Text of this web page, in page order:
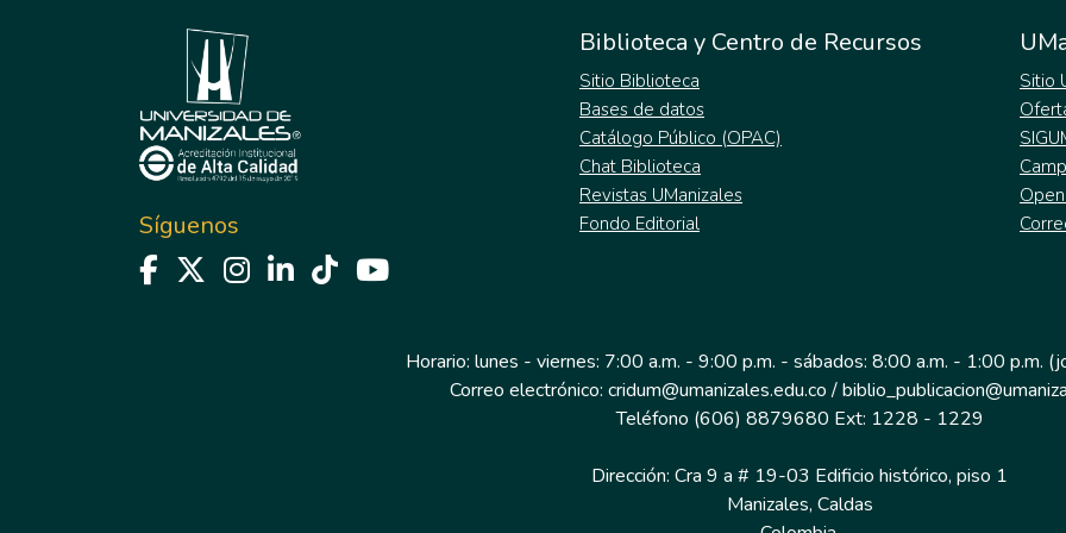
Síguenos
Biblioteca y Centro de Recursos
Sitio Biblioteca
Bases de datos
Catálogo Público (OPAC)
Chat Biblioteca
Revistas UManizales
Fondo Editorial
Sitio
Horario: lunes - viernes: 7:00 a.m. - 9:00 p.m. - sábados: 8:00 a.m. - 1:00 p.m.
Correo electrónico: cridum@umanizales.edu.co /
Teléfono (606) 8879680 Ext: 1228 - 1229
Dirección: Cra 9 a # 19-03 Edificio histórico, piso 1
Manizales, Caldas